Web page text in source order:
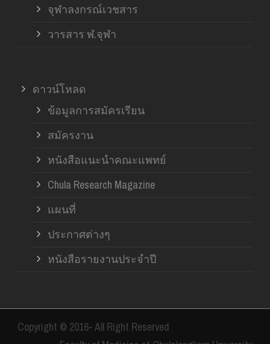
จุฬาลงกรณ์เวชสาร
วารสาร ฬ.จุฬา
ดาวน์โหลด
ข้อมูลการสมัครเรียน
สมัครงาน
หนังสือแนะนำคณะแพทย์
Chula Research Magazine
แผนที่
ประกาศต่างๆ
หนังสือรายงานประจำปี
Copyright © 2016- All Right Reserved